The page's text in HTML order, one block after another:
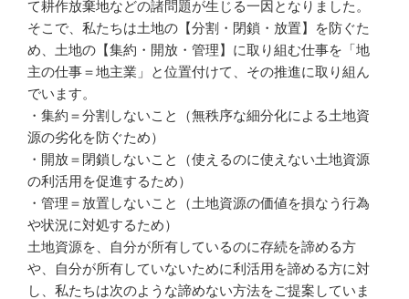
て耕作放棄地などの諸問題が生じる一因となりました。
そこで、私たちは土地の【分割・閉鎖・放置】を防ぐた
め、土地の【集約・開放・管理】に取り組む仕事を「地
主の仕事＝地主業」と位置付けて、その推進に取り組ん
でいます。
・集約＝分割しないこと（無秩序な細分化による土地資
源の劣化を防ぐため）
・開放＝閉鎖しないこと（使えるのに使えない土地資源
の利活用を促進するため）
・管理＝放置しないこと（土地資源の価値を損なう行為
や状況に対処するため）
土地資源を、自分が所有しているのに存続を諦める方
や、自分が所有していないために利活用を諦める方に対
し、私たちは次のような諦めない方法をご提案していま